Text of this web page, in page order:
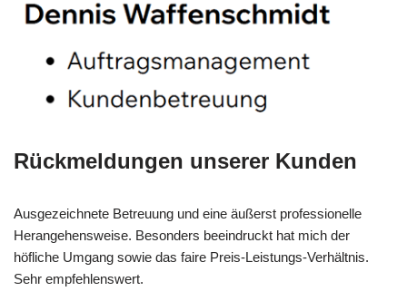
Rückmeldungen unserer Kunden
Ausgezeichnete Betreuung und eine äußerst professionelle
Herangehensweise. Besonders beeindruckt hat mich der
höfliche Umgang sowie das faire Preis-Leistungs-Verhältnis.
Sehr empfehlenswert.